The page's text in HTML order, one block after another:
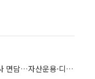
황성엽 금투협 회장, 룩셈부르크 대사 면담…자산운용·디지털금융 협력 모색